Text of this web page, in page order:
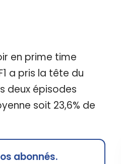
en prime time
a pris la tête du
deux épisodes
soit 23,6% de
abonnés.